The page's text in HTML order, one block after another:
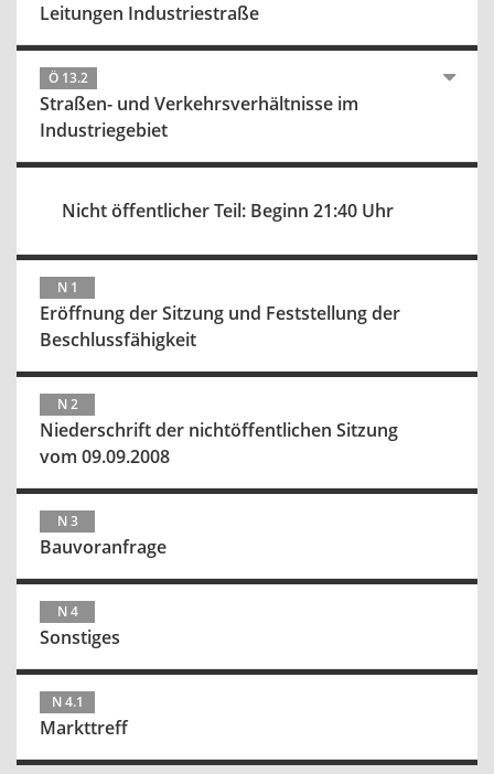
Leitungen Industriestraße
Ö 13.2
Straßen- und Verkehrsverhältnisse im
Industriegebiet
Nicht öffentlicher Teil: Beginn 21:40 Uhr
N 1
Eröffnung der Sitzung und Feststellung der
Beschlussfähigkeit
N 2
Niederschrift der nichtöffentlichen Sitzung
vom 09.09.2008
N 3
Bauvoranfrage
N 4
Sonstiges
N 4.1
Markttreff